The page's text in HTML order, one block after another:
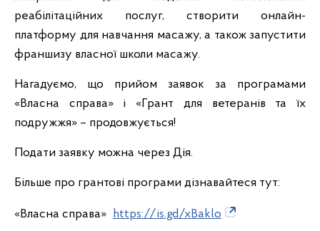
реабілітаційних послуг, створити онлайн-
платформу для навчання масажу, а також запустити
франшизу власної школи масажу.
Нагадуємо, що прийом заявок за програмами
«Власна справа» і «Грант для ветеранів та їх
подружжя» – продовжується!
Подати заявку можна через Дія.
Більше про грантові програми дізнавайтеся тут:
«Власна справа» https://is.gd/xBaklo